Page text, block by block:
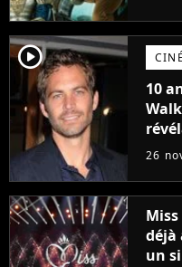
player2
10
26
déjà
un